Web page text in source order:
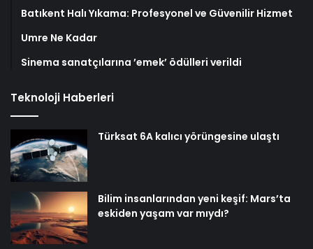
Batıkent Halı Yıkama: Profesyonel ve Güvenilir Hizmet
Umre Ne Kadar
Sinema sanatçılarına ’emek’ ödülleri verildi
Teknoloji Haberleri
Türksat 6A kalıcı yörüngesine ulaştı
Bilim insanlarından yeni keşif: Mars’ta
eskiden yaşam var mıydı?